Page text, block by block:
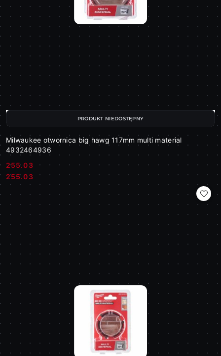
Milwaukee otwornica big hawg 117mm multi material
4932464936
Cena:
255.03
Cena:
255.03
PRODUKT NIEDOSTĘPNY